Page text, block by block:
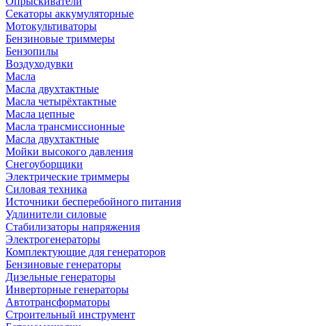
Секаторы аккумуляторные
Мотокультиваторы
Бензиновые триммеры
Бензопилы
Воздуходувки
Масла
Масла двухтактные
Масла четырёхтактные
Масла цепные
Масла трансмиссионные
Масла двухтактные
Мойки высокого давления
Снегоуборщики
Электрические триммеры
Силовая техника
Источники бесперебойного питания
Удлинители силовые
Стабилизаторы напряжения
Электрогенераторы
Комплектующие для генераторов
Бензиновые генераторы
Дизельные генераторы
Инверторные генераторы
Автотрансформаторы
Строительный инструмент